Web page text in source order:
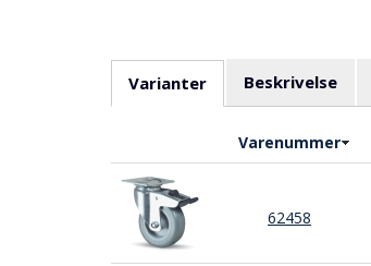
Varianter Beskrivelse
Varenummer
62458